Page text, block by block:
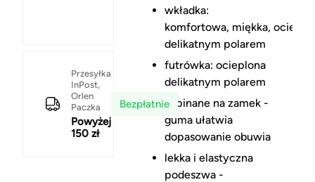
Przesyłka
InPost,
Orlen
Paczka
Powyżej
150 zł
Bezpłatnie
wkładka:
komfortowa, miękka,
delikatnym polarem
futrówka: ocieplona
delikatnym polarem
zapinane na zamek -
guma ułatwia
dopasowanie obuwia
lekka i elastyczna
podeszwa -